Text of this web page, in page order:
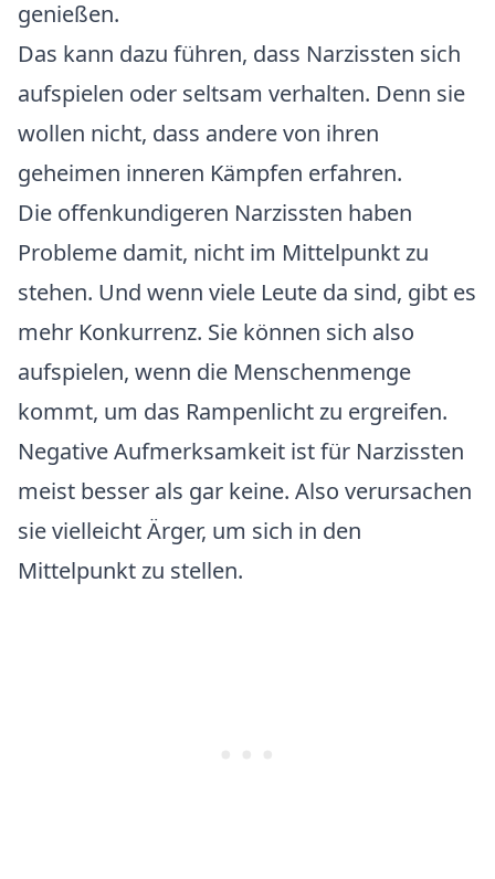
genießen.
Das kann dazu führen, dass Narzissten sich
aufspielen oder seltsam verhalten. Denn sie
wollen nicht, dass andere von ihren
geheimen inneren Kämpfen erfahren.
Die offenkundigeren Narzissten haben
Probleme damit, nicht im Mittelpunkt zu
stehen. Und wenn viele Leute da sind, gibt es
mehr Konkurrenz. Sie können sich also
aufspielen, wenn die Menschenmenge
kommt, um das Rampenlicht zu ergreifen.
Negative Aufmerksamkeit ist für Narzissten
meist besser als gar keine. Also verursachen
sie vielleicht Ärger, um sich in den
Mittelpunkt zu stellen.